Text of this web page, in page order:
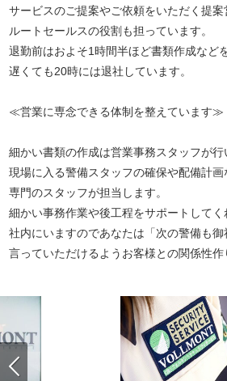
サービスのご提案やご依頼をいただく提案
ルートセールスの役割も担っています。
退勤前はおよそ1時間半ほど書類作成など
遅くても20時には退社しています。
≪営業に専念できる体制を整えています≫
細かい書類の作成は営業事務スタッフが行
現場に入る警備スタッフの確保や配備計画
専門のスタッフが担当します。
細かい事務作業や後工程をサポートしてく
社内にいますのであなたは「次の警備も御
言っていただけるようお客様との関係性作